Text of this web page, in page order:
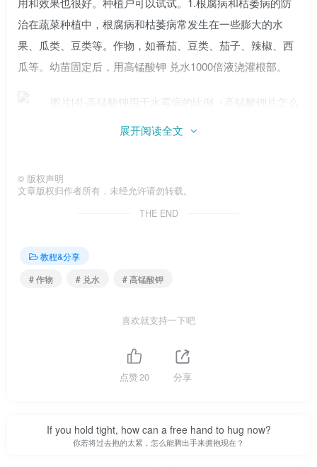
治在蔬菜种植中，根腐病和枯萎病常发生在一些膨大的水
果、瓜类、豆类等。作物，如番茄、豆类、茄子、辣椒、西
瓜等。幼苗固定后，用高锰酸钾 兑水1000倍液浇灌根部。
会引起立枯病、霜霉病、软腐病、白粉病、叶斑病等。发病
既能促进根系发育，又能很大程度上减少病害在根系中的出
现，包括蔬菜、花卉等作物。但在施用高锰酸钾时，要注意
晚。另外作物在苗期和苗期，如果使用，可以降低浓度，用
展开阅读全文
© 版权声明
文章版权归作者所有，未经允许请勿转载。
THE END
教程&分享
# 作物
# 兑水 # 高锰酸钾
喜欢就支持一下吧
点赞20 分享
If you hold tight, how can a free hand to hug now?
你若将过去抱的太紧，怎么能腾出手来拥抱现在？